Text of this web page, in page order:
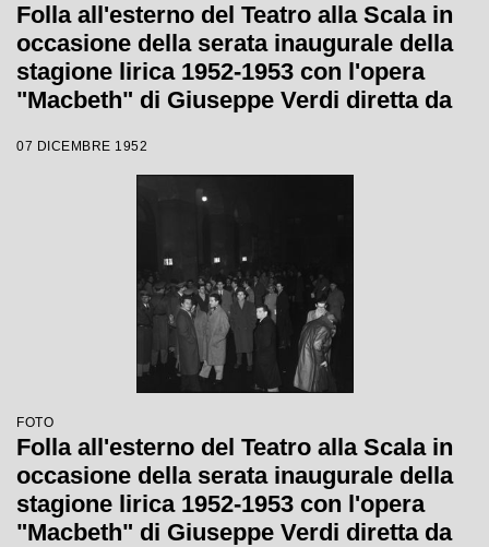
Folla all'esterno del Teatro alla Scala in
occasione della serata inaugurale della
stagione lirica 1952-1953 con l'opera
"Macbeth" di Giuseppe Verdi diretta da
Ebert
07 DICEMBRE 1952
FOTO
Folla all'esterno del Teatro alla Scala in
occasione della serata inaugurale della
stagione lirica 1952-1953 con l'opera
"Macbeth" di Giuseppe Verdi diretta da